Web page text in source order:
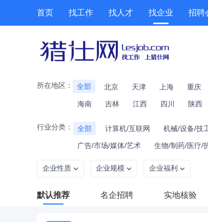
首页 找工作 找人才 找企业 招聘
所在地区： 全部 北京 天津 上海 重庆
海南 吉林 江西 四川 陕西
行业分类： 全部 计算机/互联网 机械/设备/技
广告/市场/媒体/艺术 生物/制药/医疗/
企业性质 企业规模 企业福利
默认推荐 名企招聘 实地核验